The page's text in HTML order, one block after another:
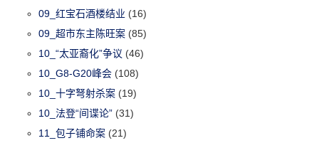
09_红宝石酒楼结业 (16)
09_超市东主陈旺案 (85)
10_“太亚裔化”争议 (46)
10_G8-G20峰会 (108)
10_十字弩射杀案 (19)
10_法登“间谍论” (31)
11_包子铺命案 (21)